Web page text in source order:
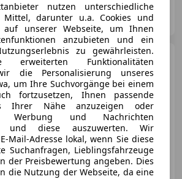
Skoda Octavia Ambition
/AHK/KAMERA/
€ 14 990
nutzen unterschiedliche
Mittel, darunter u.a. Cookies und
auf unserer Webseite, um Ihnen
anzubieten und ein
zu gewährleisten.
erweiterten Funktionalitäten
die Personalisierung unseres
um Ihre Suchvorgänge bei einem
fortzusetzen, Ihnen passende
Ihrer Nähe anzuzeigen oder
Werbung und Nachrichten
und diese auszuwerten. Wir
Mail-Adresse lokal, wenn Sie diese
Suchanfragen, Lieblingsfahrzeuge
der Preisbewertung angeben. Dies
die Nutzung der Webseite, da eine